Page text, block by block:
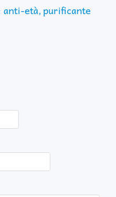
anti-età, purificante